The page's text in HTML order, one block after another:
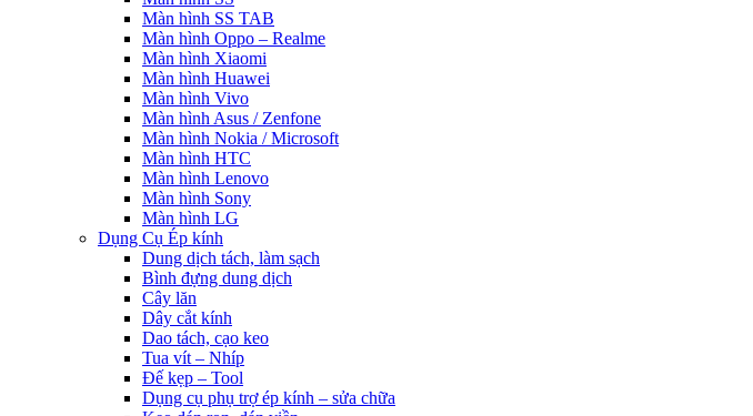
Màn hình SS TAB
Màn hình Oppo – Realme
Màn hình Xiaomi
Màn hình Huawei
Màn hình Vivo
Màn hình Asus / Zenfone
Màn hình Nokia / Microsoft
Màn hình HTC
Màn hình Lenovo
Màn hình Sony
Màn hình LG
Dụng Cụ Ép kính
Dung dịch tách, làm sạch
Bình đựng dung dịch
Cây lăn
Dây cắt kính
Dao tách, cạo keo
Tua vít – Nhíp
Đế kẹp – Tool
Dụng cụ phụ trợ ép kính – sửa chữa